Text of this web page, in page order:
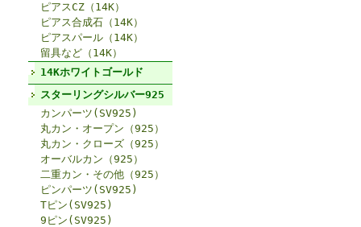
ピアスCZ（14K）
ピアス合成石（14K）
ピアスパール（14K）
留具など（14K）
14Kホワイトゴールド
スターリングシルバー925
カンパーツ(SV925)
丸カン・オープン（925）
丸カン・クローズ（925）
オーバルカン（925）
二重カン・その他（925）
ピンパーツ(SV925)
Tピン(SV925)
9ピン(SV925)